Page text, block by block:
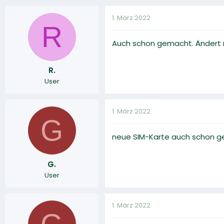
R
R.
User
1. März 2022
Auch schon gemacht. Ändert
G
G.
User
1. März 2022
neue SIM-Karte auch schon
1. März 2022